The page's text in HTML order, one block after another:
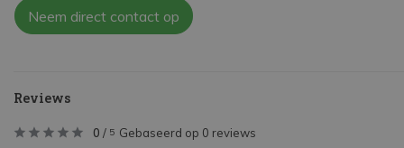
Neem direct contact op
Reviews
0 / 5 Gebaseerd op 0 reviews